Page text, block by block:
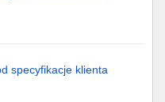
specyfikacje klienta